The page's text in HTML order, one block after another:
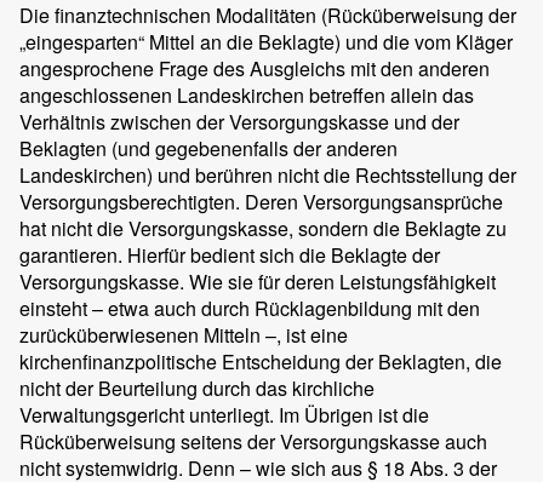
Die finanztechnischen Modalitäten (Rücküberweisung der
„eingesparten“ Mittel an die Beklagte) und die vom Kläger
angesprochene Frage des Ausgleichs mit den anderen
angeschlossenen Landeskirchen betreffen allein das
Verhältnis zwischen der Versorgungskasse und der
Beklagten (und gegebenenfalls der anderen
Landeskirchen) und berühren nicht die Rechtsstellung der
Versorgungsberechtigten. Deren Versorgungsansprüche
hat nicht die Versorgungskasse, sondern die Beklagte zu
garantieren. Hierfür bedient sich die Beklagte der
Versorgungskasse. Wie sie für deren Leistungsfähigkeit
einsteht – etwa auch durch Rücklagenbildung mit den
zurücküberwiesenen Mitteln –, ist eine
kirchenfinanzpolitische Entscheidung der Beklagten, die
nicht der Beurteilung durch das kirchliche
Verwaltungsgericht unterliegt. Im Übrigen ist die
Rücküberweisung seitens der Versorgungskasse auch
nicht systemwidrig. Denn – wie sich aus § 18 Abs. 3 der